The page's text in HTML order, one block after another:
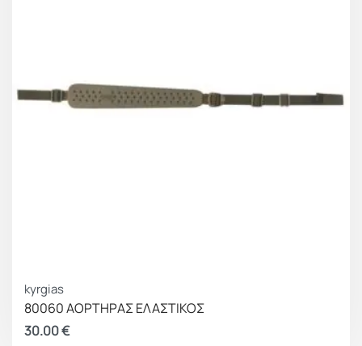
kyrgias
80060 ΑΟΡΤΗΡΑΣ ΕΛΑΣΤΙΚΟΣ
30.00€